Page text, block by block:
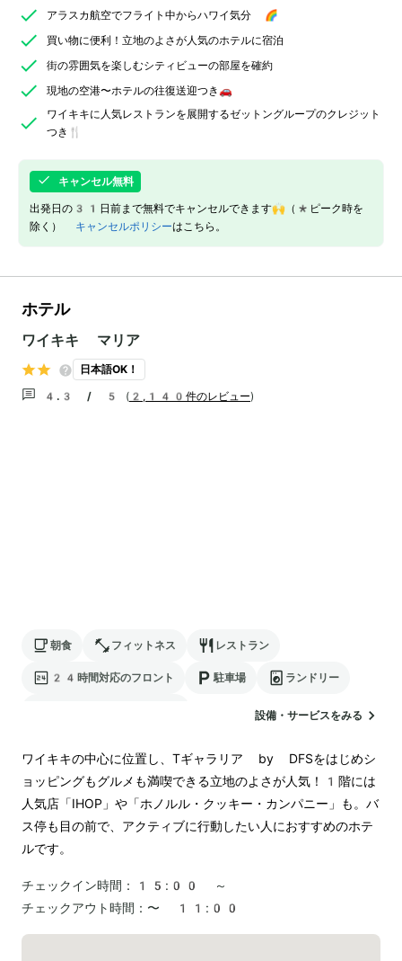
アラスカ航空でフライト中からハワイ気分 🌈
買い物に便利！立地のよさが人気のホテルに宿泊
街の雰囲気を楽しむシティビューの部屋を確約
現地の空港〜ホテルの往復送迎つき🚗
ワイキキに人気レストランを展開するゼットングループのクレジット
つき🍴
キャンセル無料
出発日の31日前まで無料でキャンセルできます🙌（*ピーク時を
除く） キャンセルポリシーはこちら。
ホテル
ワイキキ マリア
日本語OK！
4.3 / 5 ( 2,140件のレビュー)
朝食 フィットネス レストラン
24時間対応のフロント 駐車場 ランドリー
設備・サービスをみる
ワイキキの中心に位置し、Tギャラリア by DFSをはじめシ
ョッピングもグルメも満喫できる立地のよさが人気！1階には
人気店「IHOP」や「ホノルル・クッキー・カンパニー」も。バ
ス停も目の前で、アクティブに行動したい人におすすめのホテ
ルです。
チェックイン時間：
15:00 ～
チェックアウト時間： 〜 11:00